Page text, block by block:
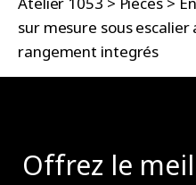
sur mesure sous escalier
rangement integrés
Offrez le